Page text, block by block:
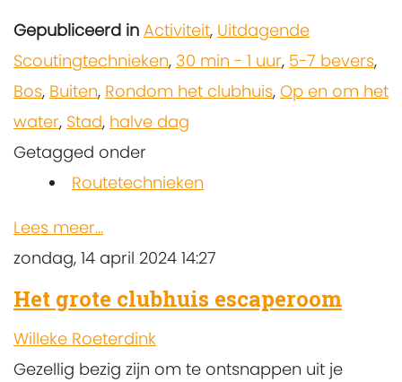
Gepubliceerd in Activiteit, Uitdagende
Scoutingtechnieken, 30 min - 1 uur, 5-7 bevers,
Bos, Buiten, Rondom het clubhuis, Op en om het
water, Stad, halve dag
Getagged onder
Routetechnieken
Lees meer...
zondag, 14 april 2024 14:27
Het grote clubhuis escaperoom
Willeke Roeterdink
Gezellig bezig zijn om te ontsnappen uit je